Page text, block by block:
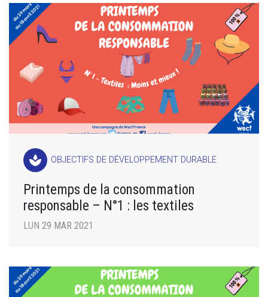
spa OBJECTIFS DE DÉVELOPPEMENT DURABLE
Printemps de la consommation
responsable – N°1 : les textiles
LUN 29 MAR 2021